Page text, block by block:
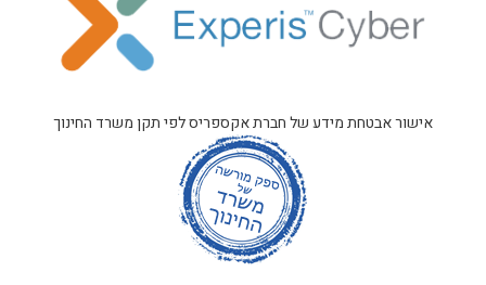
אישור אבטחת מידע של חברת אקספריס לפי תקן משרד החינוך